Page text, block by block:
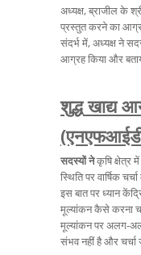
अध्यक्ष, ब्राजील के
प्रस्तुत करने का
संदर्भ में, अध्यक्ष ने
आग्रह किया और
शुद्ध खाद्य
सदस्योंनेकृषि क्षेत्र
स्थिति पर वार्षिक
इस बात पर ध्यान
मूल्यांकन कैसे करना
मूल्यांकन पर अलग-
संभव नहीं है और चर्चा